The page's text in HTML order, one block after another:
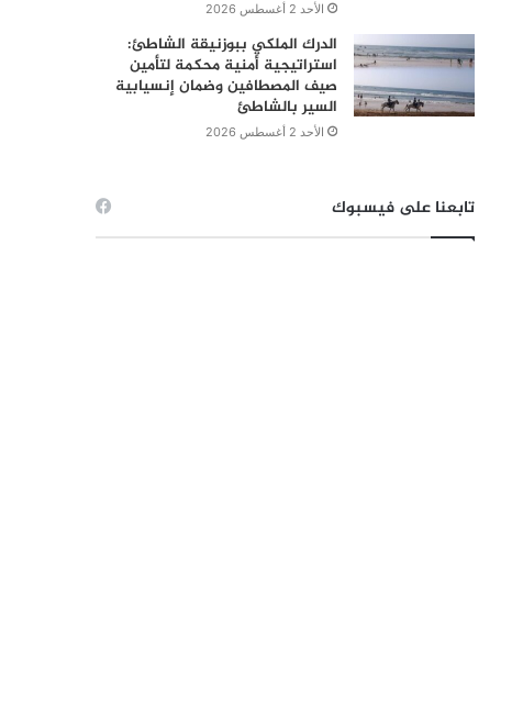
الأحد 2 أغسطس 2026
الدرك الملكي ببوزنيقة الشاطئ:
استراتيجية أمنية محكمة لتأمين
صيف المصطافين وضمان إنسيابية
السير بالشاطئ
الأحد 2 أغسطس 2026
تابعنا على فيسبوك